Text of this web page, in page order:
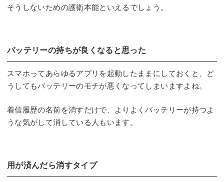
そうしないための護衛本能といえるでしょう。
バッテリーの持ちが良くなると思った
スマホってあらゆるアプリを起動したままにしておくと、ど
うしてもバッテリーのモチが悪くなってしまいますよね。
着信履歴の名前を消すだけで、よりよくバッテリーが持つよ
うな気がして消している人もいます。
用が済んだら消すタイプ